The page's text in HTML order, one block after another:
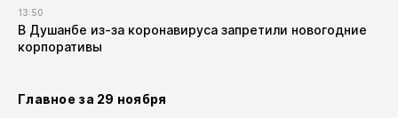
13:50
В Душанбе из-за коронавируса запретили новогодние
корпоративы
Главное за 29 ноября